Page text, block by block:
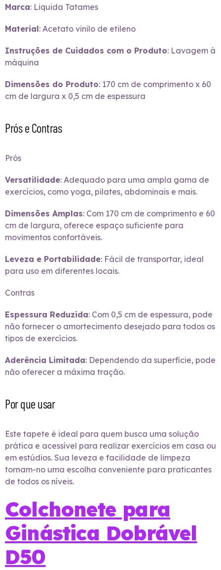
Marca: Liquida Tatames
Material: Acetato vinilo de etileno
Instruções de Cuidados com o Produto: Lavagem à
máquina
Dimensões do Produto: 170 cm de comprimento x 60
cm de largura x 0,5 cm de espessura
Prós e Contras
Prós
Versatilidade: Adequado para uma ampla gama de
exercícios, como yoga, pilates, abdominais e mais.
Dimensões Amplas: Com 170 cm de comprimento e 60
cm de largura, oferece espaço suficiente para
movimentos confortáveis.
Leveza e Portabilidade: Fácil de transportar, ideal
para uso em diferentes locais.
Contras
Espessura Reduzida: Com 0,5 cm de espessura, pode
não fornecer o amortecimento desejado para todos os
tipos de exercícios.
Aderência Limitada: Dependendo da superfície, pode
não oferecer a máxima tração.
Por que usar
Este tapete é ideal para quem busca uma solução
prática e acessível para realizar exercícios em casa ou
em estúdios. Sua leveza e facilidade de limpeza
tornam-no uma escolha conveniente para praticantes
de todos os níveis.
Colchonete para
Ginástica Dobrável
D50